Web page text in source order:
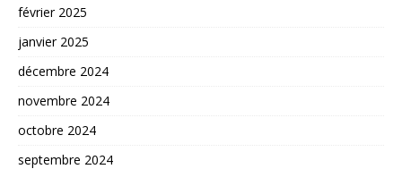
février 2025
janvier 2025
décembre 2024
novembre 2024
octobre 2024
septembre 2024